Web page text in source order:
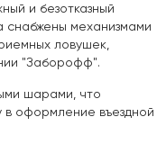
и безотказный
снабжены механизмами
ловушек,
"Заборофф".
шарами, что
в оформление въездной